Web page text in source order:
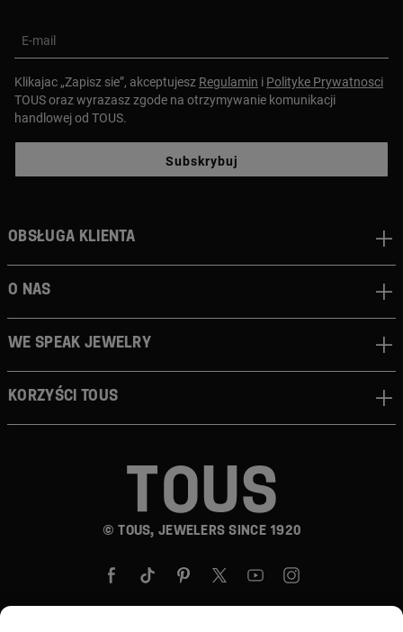
E-mail
Klikajac „Zapisz sie”, akceptujesz Regulamin i Polityke Prywatnosci
TOUS oraz wyrazasz zgode na otrzymywanie komunikacji
handlowej od TOUS.
Subskrybuj
© TOUS, JEWELERS SINCE 1920
Obsługa klienta
O nas
We speak jewelry
Korzyści TOUS